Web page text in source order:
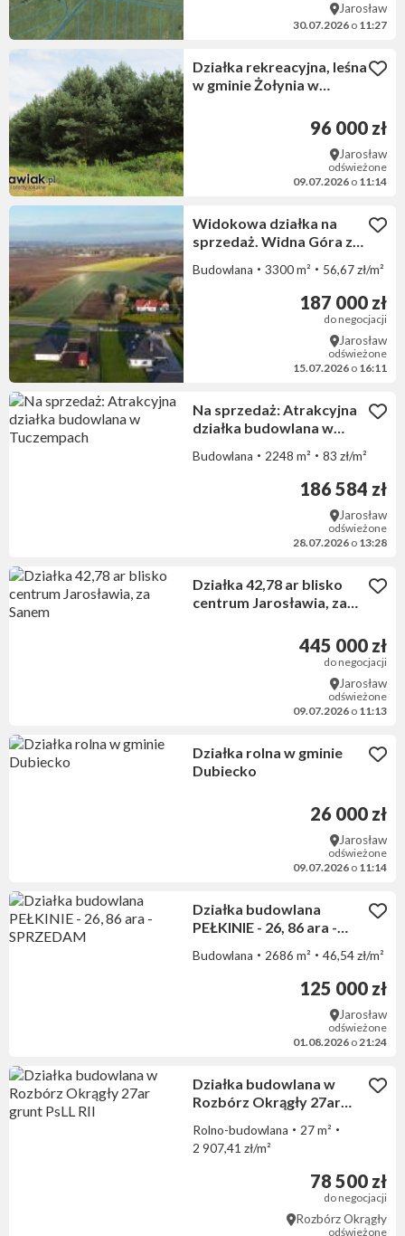
Jarosław
30.07.2026 o 11:27
Działka rekreacyjna, leśna
w gminie Żołynia w
96 000 zł
Jarosław
odświeżone
09.07.2026 o 11:14
Widokowa działka na
sprzedaż. Widna Góra z
Budowlana 3300 m² 56,67 zł/m²
187 000 zł
do negocjacji
Jarosław
odświeżone
15.07.2026 o 16:11
Na sprzedaż: Atrakcyjna
działka budowlana w
Budowlana 2248 m² 83 zł/m²
186 584 zł
Jarosław
odświeżone
28.07.2026 o 13:28
Działka 42,78 ar blisko
centrum Jarosławia, za
445 000 zł
do negocjacji
Jarosław
odświeżone
09.07.2026 o 11:13
Działka rolna w gminie
Dubiecko
26 000 zł
Jarosław
odświeżone
09.07.2026 o 11:14
Działka budowlana
PEŁKINIE - 26, 86 ara -
Budowlana 2686 m² 46,54 zł/m²
125 000 zł
Jarosław
odświeżone
01.08.2026 o 21:24
Działka budowlana w
Rozbórz Okrągły 27ar
Rolno-budowlana
27 m²
2 907,41 zł/m²
78 500 zł
do negocjacji
Rozbórz Okrągły
odświeżone